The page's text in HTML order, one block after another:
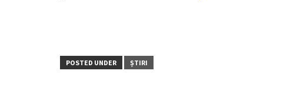
POSTED UNDER ȘTIRI